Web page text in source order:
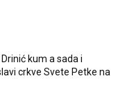
kum a sada i
crkve Svete Petke na